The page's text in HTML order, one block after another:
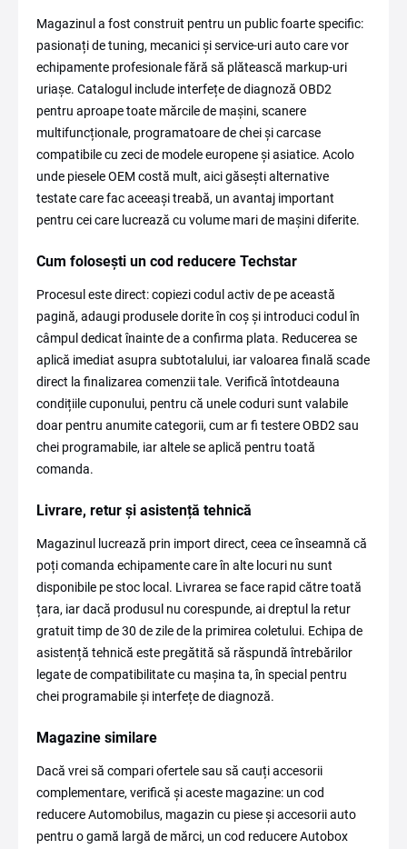
Magazinul a fost construit pentru un public foarte specific:
pasionați de tuning, mecanici și service-uri auto care vor
echipamente profesionale fără să plătească markup-uri
uriașe. Catalogul include interfețe de diagnoză OBD2
pentru aproape toate mărcile de mașini, scanere
multifuncționale, programatoare de chei și carcase
compatibile cu zeci de modele europene și asiatice. Acolo
unde piesele OEM costă mult, aici găsești alternative
testate care fac aceeași treabă, un avantaj important
pentru cei care lucrează cu volume mari de mașini diferite.
Cum folosești un cod reducere Techstar
Procesul este direct: copiezi codul activ de pe această
pagină, adaugi produsele dorite în coș și introduci codul în
câmpul dedicat înainte de a confirma plata. Reducerea se
aplică imediat asupra subtotalului, iar valoarea finală scade
direct la finalizarea comenzii tale. Verifică întotdeauna
condițiile cuponului, pentru că unele coduri sunt valabile
doar pentru anumite categorii, cum ar fi testere OBD2 sau
chei programabile, iar altele se aplică pentru toată
comanda.
Livrare, retur și asistență tehnică
Magazinul lucrează prin import direct, ceea ce înseamnă că
poți comanda echipamente care în alte locuri nu sunt
disponibile pe stoc local. Livrarea se face rapid către toată
țara, iar dacă produsul nu corespunde, ai dreptul la retur
gratuit timp de 30 de zile de la primirea coletului. Echipa de
asistență tehnică este pregătită să răspundă întrebărilor
legate de compatibilitate cu mașina ta, în special pentru
chei programabile și interfețe de diagnoză.
Magazine similare
Dacă vrei să compari ofertele sau să cauți accesorii
complementare, verifică și aceste magazine: un cod
reducere Automobilus, magazin cu piese și accesorii auto
pentru o gamă largă de mărci, un cod reducere Autobox